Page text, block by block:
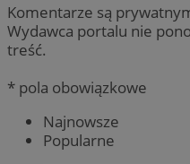
Komentarze są
Wydawca portalu nie
treść.
* pola obowiązkowe
Najnowsze
Popularne